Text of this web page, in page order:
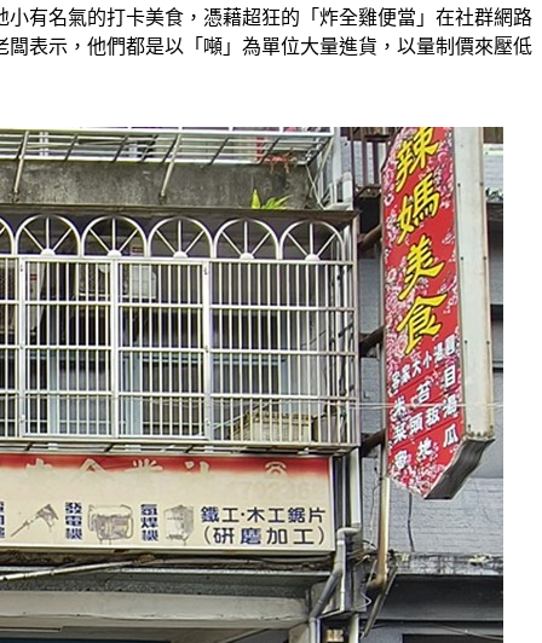
有名氣的打卡美食，憑藉超狂的「炸全雞便當」在社群網路
表示，他們都是以「噸」為單位大量進貨，以量制價來壓低